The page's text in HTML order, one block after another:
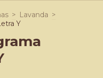
> Lavanda >
Y